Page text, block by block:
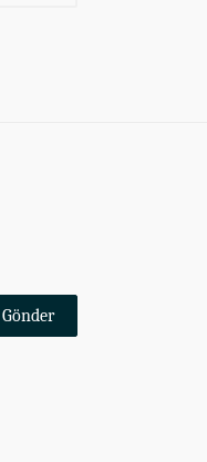
Gönder